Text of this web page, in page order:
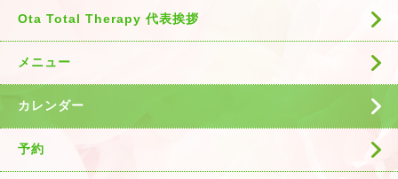
Ota Total Therapy 代表挨拶
メニュー
カレンダー
予約